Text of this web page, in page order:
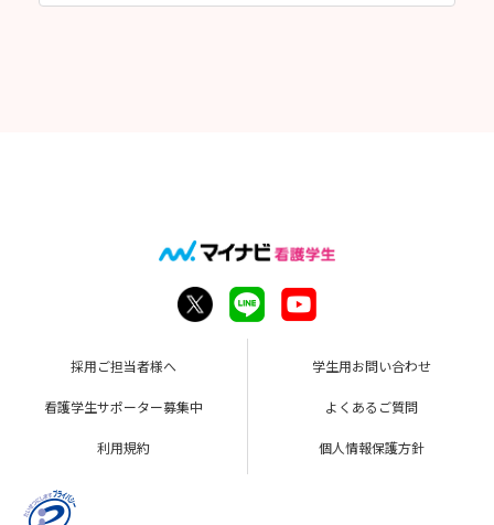
採用ご担当者様へ 学生用お問い合わせ
看護学生サポーター募集中 よくあるご質問
利用規約 個人情報保護方針